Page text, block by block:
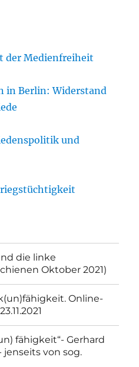
der Medienfreiheit
in Berlin: Widerstand
und
die linke
Oktober 2021)
Online-
fähigkeit“- Gerhard
jenseits von sog.